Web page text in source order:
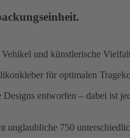
und künstlerische
für optimalen
entworfen – dabei ist
unglaubliche 750